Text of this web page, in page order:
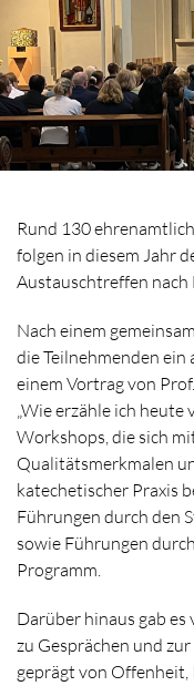
Rund 130
folgen in diesem Jahr
Austauschtreffen nach
Nach einem
die Teilnehmenden
einem Vortrag von
„Wie erzähle ich heute
Workshops, die sich
Qualitätsmerkmalen
katechetischer Praxis
Führungen durch den
sowie Führungen
Programm.
Darüber hinaus gab
zu Gesprächen und
geprägt von Offenheit,